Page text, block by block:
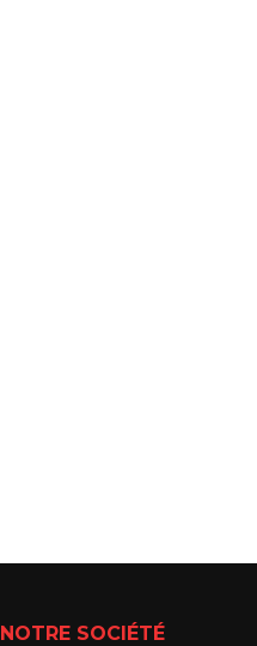
NOTRE SOCIÉTÉ